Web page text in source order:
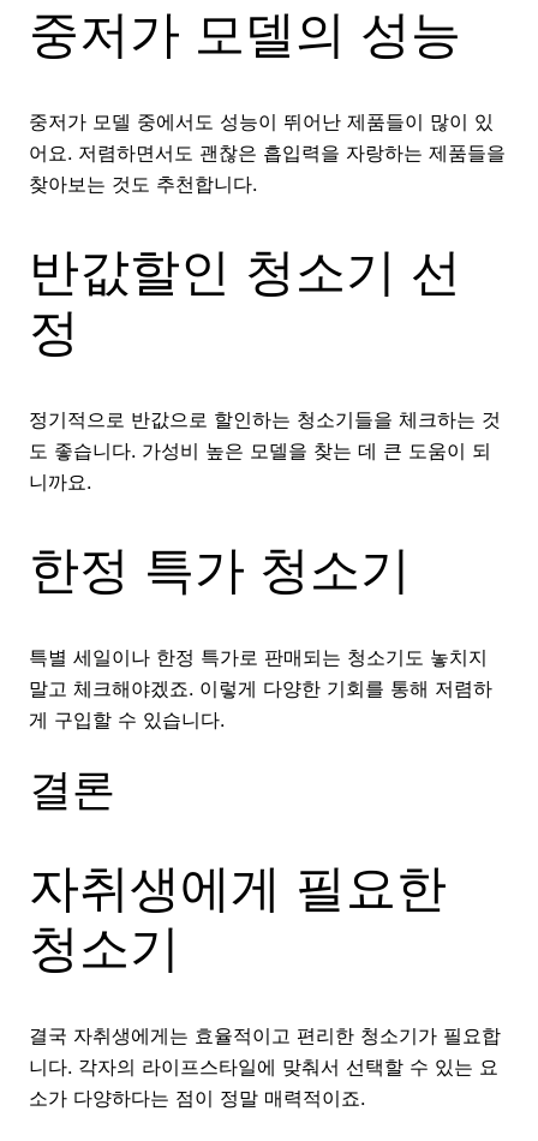
중저가 모델의 성능
중저가 모델 중에서도 성능이 뛰어난 제품들이 많이 있
어요. 저렴하면서도 괜찮은 흡입력을 자랑하는 제품들을
찾아보는 것도 추천합니다.
반값할인 청소기 선
정
정기적으로 반값으로 할인하는 청소기들을 체크하는 것
도 좋습니다. 가성비 높은 모델을 찾는 데 큰 도움이 되
니까요.
한정 특가 청소기
특별 세일이나 한정 특가로 판매되는 청소기도 놓치지
말고 체크해야겠죠. 이렇게 다양한 기회를 통해 저렴하
게 구입할 수 있습니다.
결론
자취생에게 필요한
청소기
결국 자취생에게는 효율적이고 편리한 청소기가 필요합
니다. 각자의 라이프스타일에 맞춰서 선택할 수 있는 요
소가 다양하다는 점이 정말 매력적이죠.